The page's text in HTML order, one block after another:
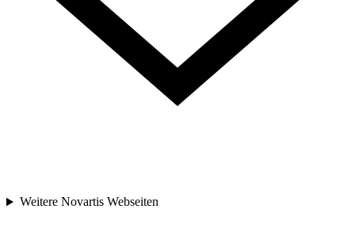
Weitere Novartis Webseiten